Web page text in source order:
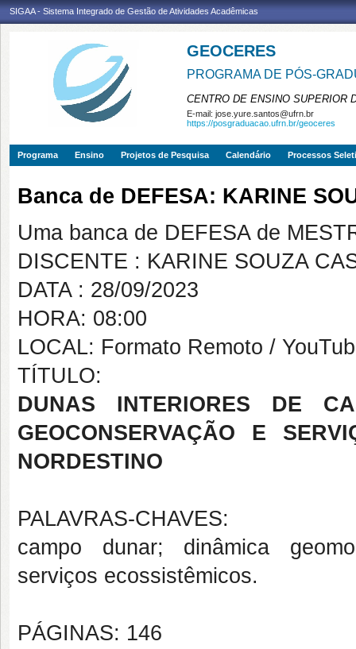
SIGAA - Sistema Integrado de Gestão de Atividades Acadêmicas
GEOCERES
PROGRAMA DE PÓS-
CENTRO DE ENSINO SUPERIOR
E-mail: jose.yure.santos@ufrn.br
https://posgraduacao.ufrn.br/geoceres
Programa Ensino Projetos de Pesquisa Calendário Processos
Banca de DEFESA: KARINE
Uma banca de DEFESA de
DISCENTE : KARINE SOUZA
DATA : 28/09/2023
HORA: 08:00
LOCAL: Formato Remoto /
TÍTULO:
DUNAS INTERIORES DE
GEOCONSERVAÇÃO E
NORDESTINO
PALAVRAS-CHAVES:
campo dunar; dinâmica
serviços ecossistêmicos.
PÁGINAS: 146